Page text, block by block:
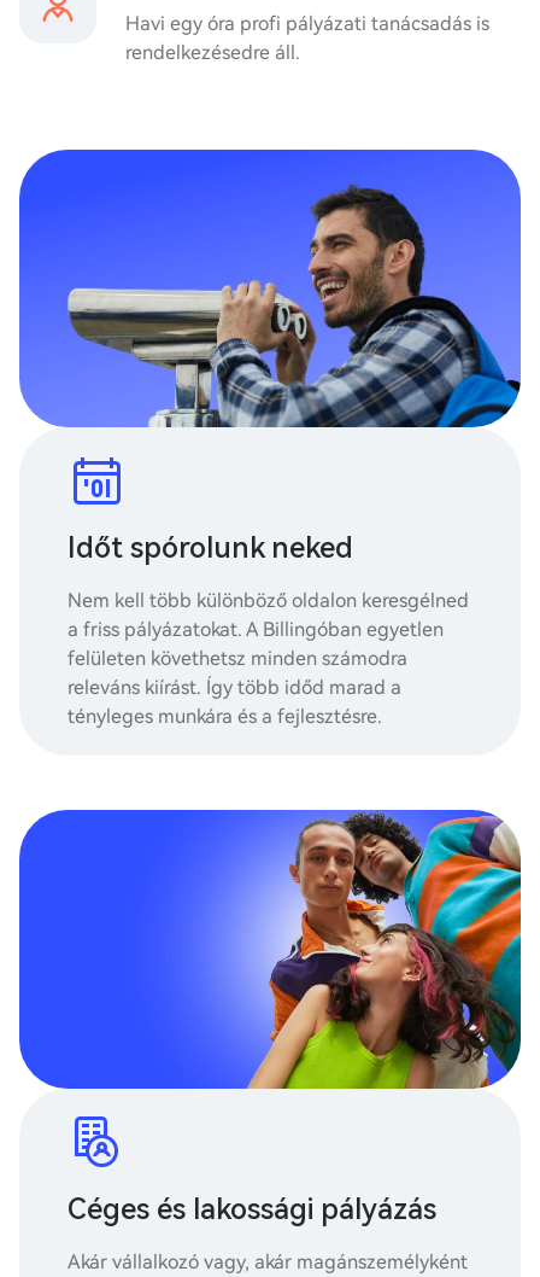
Havi egy óra profi pályázati tanácsadás is
rendelkezésedre áll.
Időt spórolunk neked
Nem kell több különböző oldalon keresgélned
a friss pályázatokat. A Billingóban egyetlen
felületen követhetsz minden számodra
releváns kiírást. Így több időd marad a
tényleges munkára és a fejlesztésre.
Céges és lakossági pályázás
Akár vállalkozó vagy, akár magánszemélyként